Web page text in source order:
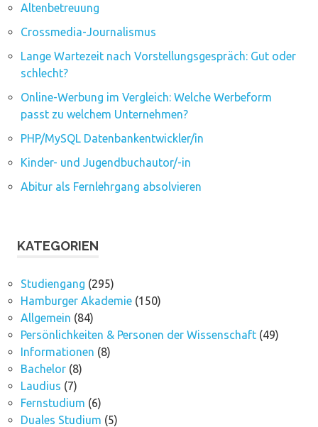
Altenbetreuung
Crossmedia-Journalismus
Lange Wartezeit nach Vorstellungsgespräch: Gut oder
schlecht?
Online-Werbung im Vergleich: Welche Werbeform
passt zu welchem Unternehmen?
PHP/MySQL Datenbankentwickler/in
Kinder- und Jugendbuchautor/-in
Abitur als Fernlehrgang absolvieren
KATEGORIEN
Studiengang (295)
Hamburger Akademie(150)
Allgemein (84)
Persönlichkeiten & Personen der Wissenschaft(49)
Informationen (8)
Bachelor(8)
Laudius (7)
Fernstudium (6)
Duales Studium (5)